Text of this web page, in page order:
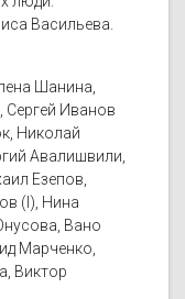
Васильева.
Шанина,
Сергей Иванов
Николай
Авалишвили,
Езепов,
(I), Нина
Вано
Марченко,
Виктор